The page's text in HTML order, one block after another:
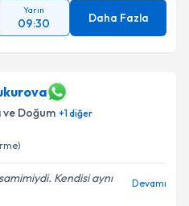
Yarın
09:30 Daha Fazla
ve Doğum +1diğer
Kendisi aynı
Devamı